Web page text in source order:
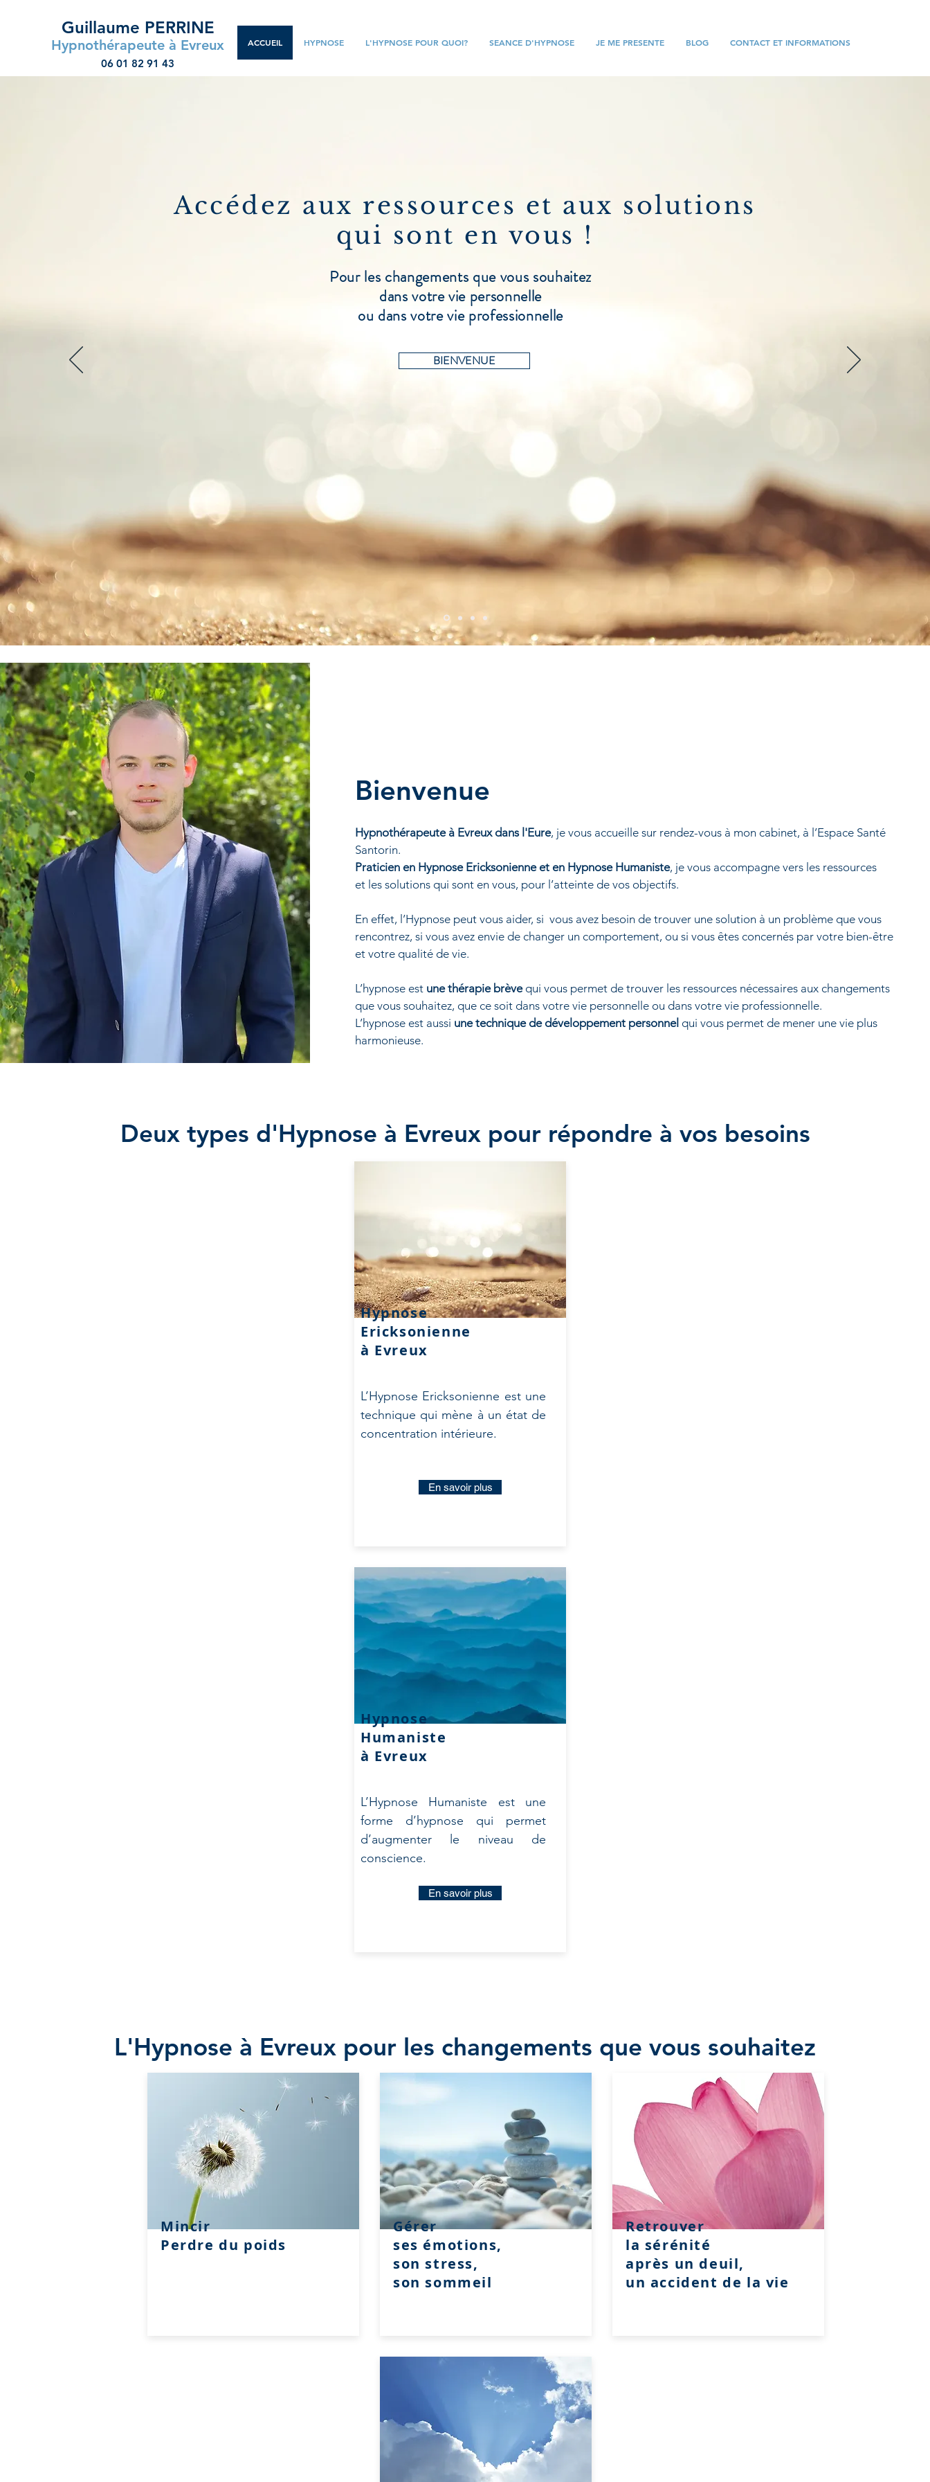
Guillaume PERRINE
Hypnothérapeute à Evreux
06 01 82 91 43
ACCUEIL HYPNOSE L'HYPNOSE POUR QUOI? SEANCE D'HYPNOSE JE ME PRESENTE BLOG CONTACT ET INFORMATIONS
Accédez aux ressources et aux solutions
qui sont en vous !
Pour les changements que vous souhaitez
dans votre vie personnelle
ou dans votre vie professionnelle
BIENVENUE
Bienvenue
Hypnothérapeute à Evreux dans l'Eure, je vous accueille sur rendez-vous à mon cabinet, à l’Espace Santé
Santorin.
Praticien en Hypnose Ericksonienne et en Hypnose Humaniste, je vous accompagne vers les ressources
et les solutions qui sont en vous, pour l’atteinte de vos objectifs.
En effet, l’Hypnose peut vous aider, si vous avez besoin de trouver une solution à un problème que vous
rencontrez, si vous avez envie de changer un comportement, ou si vous êtes concernés par votre bien-être
et votre qualité de vie.
L’hypnose est une thérapie brèvequi vous permet de trouver les ressources nécessaires aux changements
que vous souhaitez, que ce soit dans votre vie personnelle ou dans votre vie professionnelle.
L’hypnose est aussi une technique de développement personnel qui vous permet de mener une vie plus
harmonieuse.
Deux types d'Hypnose à Evreux pour répondre à vos besoins
Hypnose
Ericksonienne
à Evreux
L’Hypnose Ericksonienne est une
technique qui mène à un état de
concentration intérieure.
En savoir plus
Hypnose
Humaniste
à Evreux
L’Hypnose Humaniste est une
forme d’hypnose qui permet
d’augmenter le niveau de
conscience.
En savoir plus
L'Hypnose à Evreux pour les changements que vous souhaitez
Mincir
Perdre du poids
Gérer
ses émotions,
son stress,
son sommeil
Retrouver
la sérénité
après un deuil,
un accident de la vie